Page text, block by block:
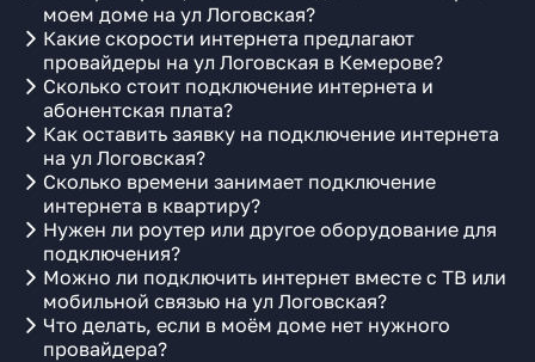
моем доме на ул Логовская?
Какие скорости интернета предлагают
провайдеры на ул Логовская в Кемерове?
Сколько стоит подключение интернета и
абонентская плата?
Как оставить заявку на подключение интернета
на ул Логовская?
Сколько времени занимает подключение
интернета в квартиру?
Нужен ли роутер или другое оборудование для
подключения?
Можно ли подключить интернет вместе с ТВ или
мобильной связью на ул Логовская?
Что делать, если в моём доме нет нужного
провайдера?